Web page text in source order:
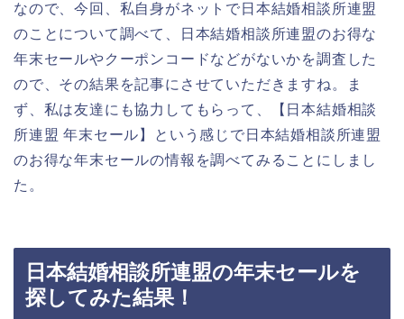
なので、今回、私自身がネットで日本結婚相談所連盟
のことについて調べて、日本結婚相談所連盟のお得な
年末セールやクーポンコードなどがないかを調査した
ので、その結果を記事にさせていただきますね。ま
ず、私は友達にも協力してもらって、【日本結婚相談
所連盟 年末セール】という感じで日本結婚相談所連盟
のお得な年末セールの情報を調べてみることにしまし
た。
日本結婚相談所連盟の年末セールを
探してみた結果！